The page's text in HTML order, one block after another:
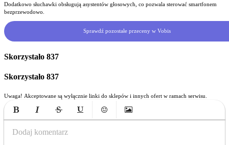
Dodatkowo słuchawki obsługują asystentów głosowych, co pozwala sterować smartfonem
bezprzewodowo.
Sprawdź pozostałe przeceny w Vobis
Skorzystało 837
Skorzystało 837
Uwaga! Akceptowane są wyłącznie linki do sklepów i innych ofert w ramach serwisu.
Bold Italic Strikethrough
UnderlineEmoticonsInsert Image
Dodaj komentarz